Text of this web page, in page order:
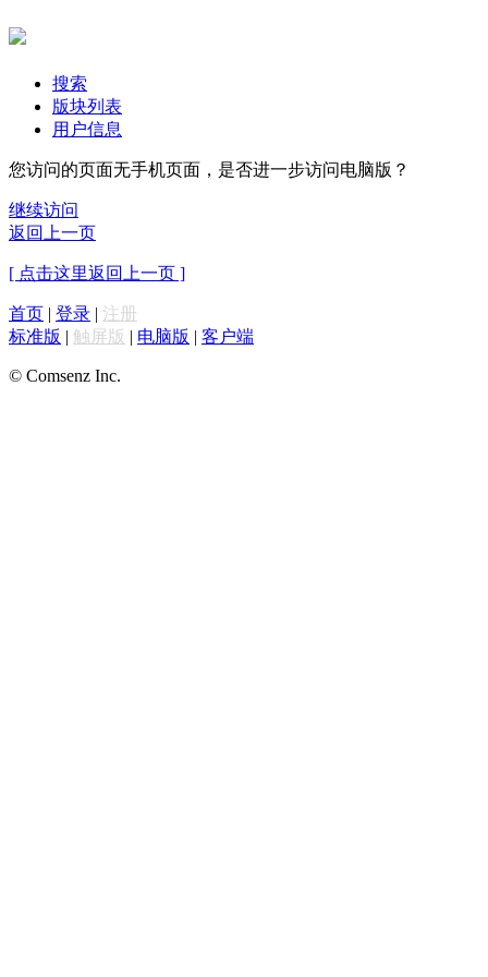
搜索
版块列表
用户信息
您访问的页面无手机页面，是否进一步访问电脑版？
继续访问
返回上一页
[ 点击这里返回上一页 ]
首页 | 登录 | 注册
标准版 | 触屏版 | 电脑版 | 客户端
© Comsenz Inc.